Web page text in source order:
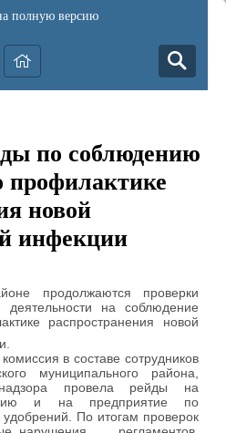
полную версию
по соблюдению
профилактике
новой
инфекции
продолжаются проверки
на соблюдение
распространения новой
в составе сотрудников
муниципального района,
провела рейды на
и на предприятие по
удобрений. По итогам проверок